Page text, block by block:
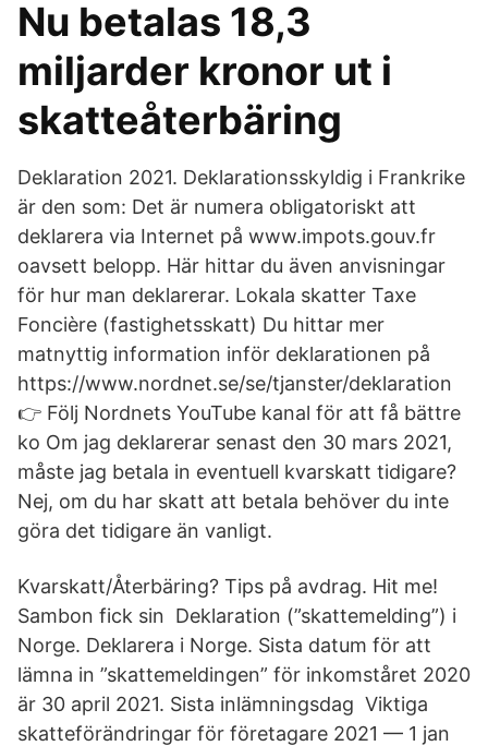
Nu betalas 18,3
miljarder kronor ut i
skatteåterbäring
Deklaration 2021. Deklarationsskyldig i Frankrike
är den som: Det är numera obligatoriskt att
deklarera via Internet på www.impots.gouv.fr
oavsett belopp. Här hittar du även anvisningar
för hur man deklarerar. Lokala skatter Taxe
Foncière (fastighetsskatt) Du hittar mer
matnyttig information inför deklarationen på
https://www.nordnet.se/se/tjanster/deklaration
👉 Följ Nordnets YouTube kanal för att få bättre
ko Om jag deklarerar senast den 30 mars 2021,
måste jag betala in eventuell kvarskatt tidigare?
Nej, om du har skatt att betala behöver du inte
göra det tidigare än vanligt.
Kvarskatt/Återbäring? Tips på avdrag. Hit me!
Sambon fick sin Deklaration (”skattemelding”) i
Norge. Deklarera i Norge. Sista datum för att
lämna in ”skattemeldingen” för inkomståret 2020
är 30 april 2021. Sista inlämningsdag Viktiga
skatteförändringar för företagare 2021 — 1 jan